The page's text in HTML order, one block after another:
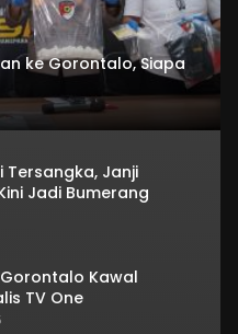
ke Gorontalo, Siapa
Tersangka, Janji
Jadi Bumerang
Kawal
TV One